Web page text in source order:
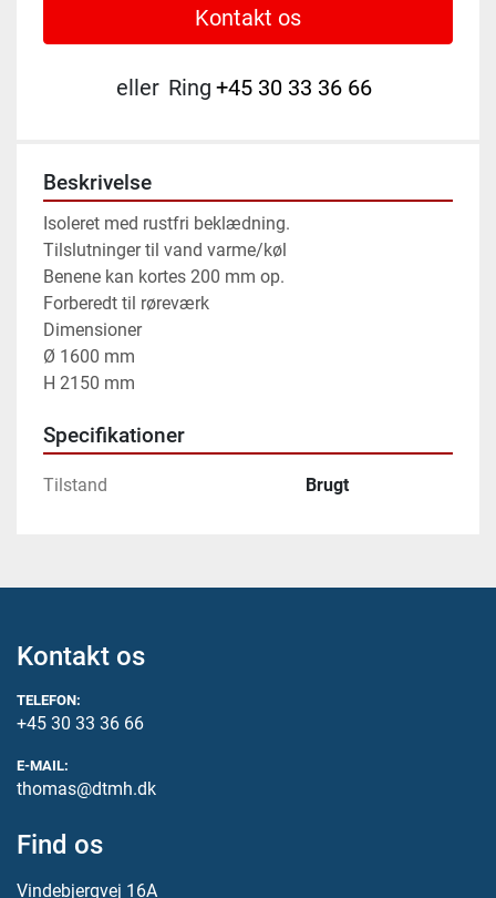
Kontakt os
eller Ring +45 30 33 36 66
Beskrivelse
Isoleret med rustfri beklædning.
Tilslutninger til vand varme/køl
Benene kan kortes 200 mm op.
Forberedt til røreværk
Dimensioner
Ø 1600 mm
H 2150 mm
Specifikationer
Tilstand Brugt
Kontakt os
TELEFON:
+45 30 33 36 66
E-MAIL:
thomas@dtmh.dk
Find os
Vindebjergvej 16A